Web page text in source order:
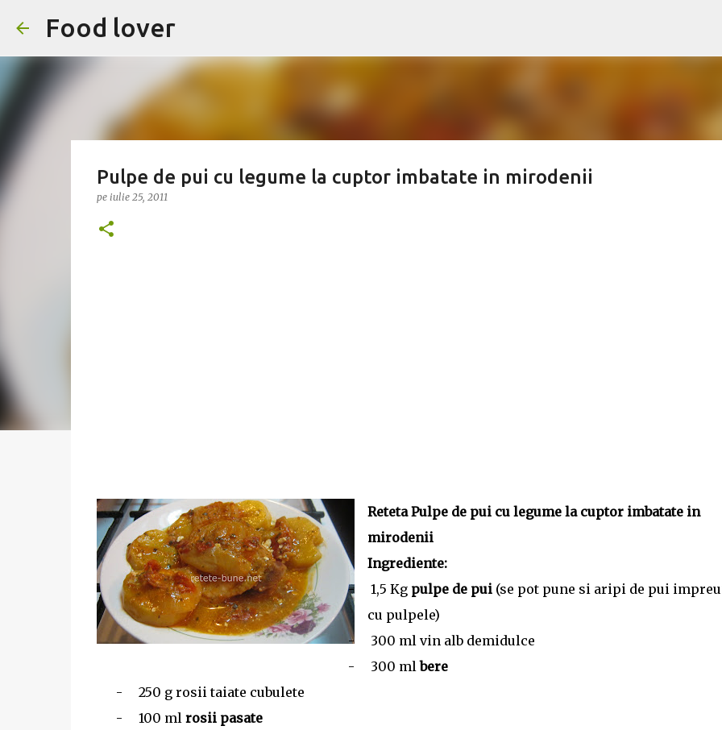
Food lover
Pulpe de pui cu legume la cuptor imbatate in mirodenii
pe iulie 25, 2011
Reteta Pulpe de pui cu legume la cuptor imbatate in
mirodenii
Ingrediente:
-
1,5 Kg pulpe de pui (se pot pune si aripi de pui
cu pulpele)
-
300 ml vin alb demidulce
-
300 mlbere
-
250 g rosii taiate cubulete
-
100 ml rosii pasate